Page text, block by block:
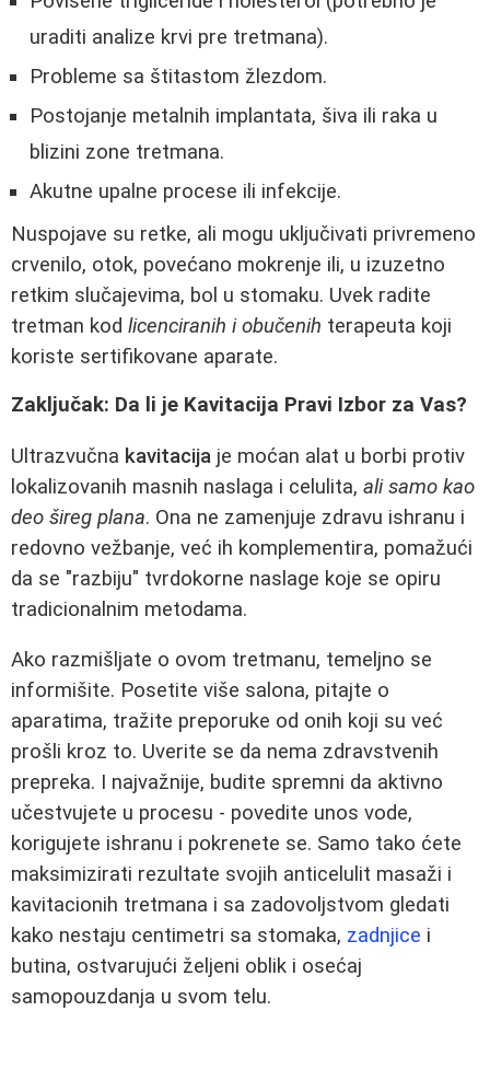
uraditi analize krvi pre tretmana).
Probleme sa štitastom žlezdom.
Postojanje metalnih implantata, šiva ili raka u
blizini zone tretmana.
Akutne upalne procese ili infekcije.
Nuspojave su retke, ali mogu uključivati privremeno
crvenilo, otok, povećano mokrenje ili, u izuzetno
retkim slučajevima, bol u stomaku. Uvek radite
tretman kod licenciranih i obučenih terapeuta koji
koriste sertifikovane aparate.
Zaključak: Da li je Kavitacija Pravi Izbor za Vas?
Ultrazvučna kavitacija je moćan alat u borbi protiv
lokalizovanih masnih naslaga i celulita, ali samo kao
deo šireg plana. Ona ne zamenjuje zdravu ishranu i
redovno vežbanje, već ih komplementira, pomažući
da se "razbiju" tvrdokorne naslage koje se opiru
tradicionalnim metodama.
Ako razmišljate o ovom tretmanu, temeljno se
informišite. Posetite više salona, pitajte o
aparatima, tražite preporuke od onih koji su već
prošli kroz to. Uverite se da nema zdravstvenih
prepreka. I najvažnije, budite spremni da aktivno
učestvujete u procesu - povedite unos vode,
korigujete ishranu i pokrenete se. Samo tako ćete
maksimizirati rezultate svojih anticelulit masaži i
kavitacionih tretmana i sa zadovoljstvom gledati
kako nestaju centimetri sa stomaka, zadnjice i
butina, ostvarujući željeni oblik i osećaj
samopouzdanja u svom telu.